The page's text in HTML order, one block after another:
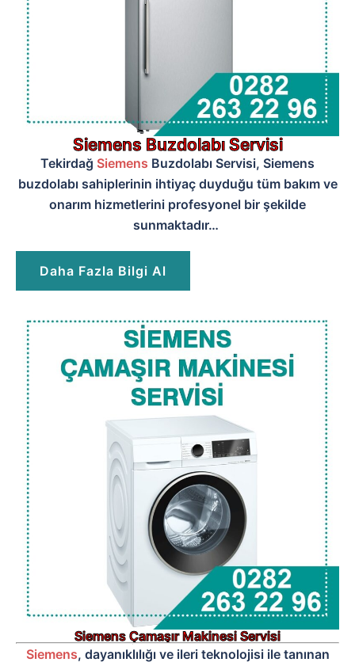
Siemens Buzdolabı Servisi
Tekirdağ Siemens Buzdolabı Servisi, Siemens
buzdolabı sahiplerinin ihtiyaç duyduğu tüm bakım ve
onarım hizmetlerini profesyonel bir şekilde
sunmaktadır…
Daha Fazla Bilgi Al
Siemens Çamaşır Makinesi Servisi
Siemens, dayanıklılığı ve ileri teknolojisi ile tanınan